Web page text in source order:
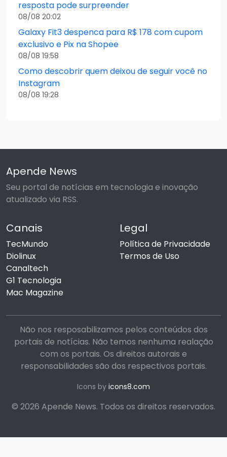
resposta pode surpreender
08/08 20:02
Galaxy Fit3 despenca para R$ 178 com cupom
exclusivo e Pix na Shopee
08/08 19:58
Como descobrir quem deixou de seguir você no
Instagram
08/08 19:28
Apende News
Seu portal de notícias em tecnologia e inovação
atualizado via RSS.
Canais
TecMundo
Diolinux
Canaltech
G1 Tecnologia
Mac Magazine
Legal
Política de Privacidade
Termos de Uso
Não nos resposabilizamos pelos conteúdos dos
portais de notícias. Não temos nenhuma realação
com os portais. Os direitos autorais e
responsabilidades são dos respectivos portais.
Icons by icons8.com
© 2026 Apende News. Todos os direitos reservados.